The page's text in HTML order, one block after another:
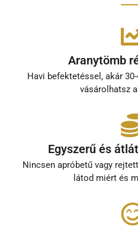
Aranytömb
Havi befektetéssel, akár
vásárolhatsz
Egyszerű és
Nincsen apróbetű vagy
látod miért és